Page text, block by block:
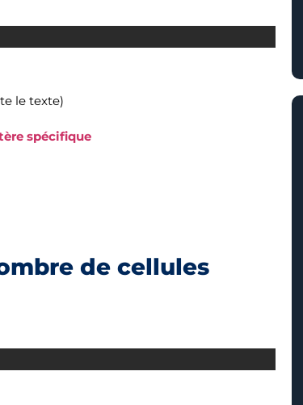
le texte)
spécifique
de cellules